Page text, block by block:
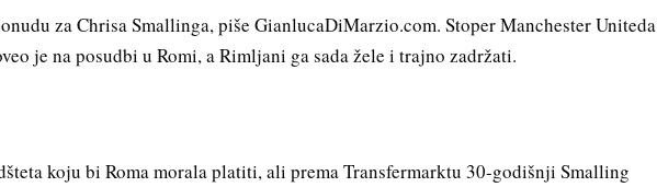
za Chrisa Smallinga, piše GianlucaDiMarzio.com. Stoper Manchester Uniteda
je na posudbi u Romi, a Rimljani ga sada žele i trajno zadržati.
koju bi Roma morala platiti, ali prema Transfermarktu 30-godišnji Smalling